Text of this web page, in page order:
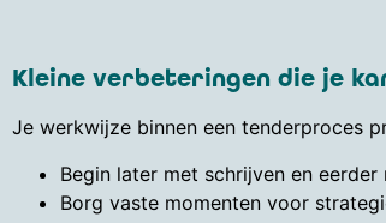
Kleine verbeteringen die je
Je werkwijze binnen een tenderproces
Begin later met schrijven en eerder
Borg vaste momenten voor